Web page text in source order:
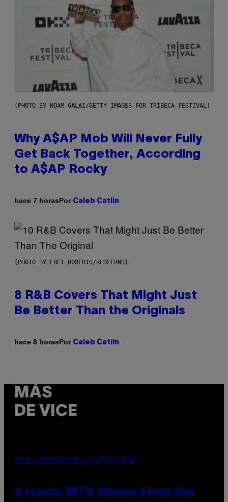
(PHOTO BY NOAM GALAI/GETTY IMAGES FOR TRIBECA FESTIVAL)
Why A$AP Mob Will Never Fully
Get Back Together, According
to A$AP Rocky
hace 7 horasPor Caleb Catlin
(PHOTO BY EBET ROBERTS/REDFERNS)
8 R&B Covers That Might Just
Be Better Than the Originals
hace 8 horasPor Caleb Catlin
MÁS
DE VICE
PHOTO: PETER KRAMER / GETTY IMAGES
4 Iconic MTV Shows From the